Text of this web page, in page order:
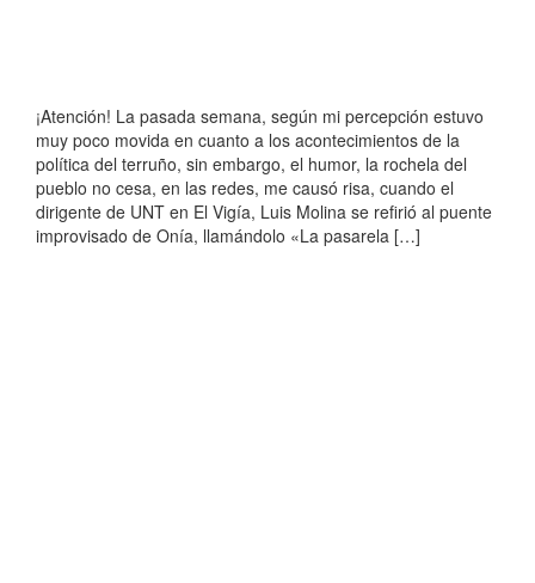
¡Atención! La pasada semana, según mi percepción estuvo
muy poco movida en cuanto a los acontecimientos de la
política del terruño, sin embargo, el humor, la rochela del
pueblo no cesa, en las redes, me causó risa, cuando el
dirigente de UNT en El Vigía, Luis Molina se refirió al puente
improvisado de Onía, llamándolo «La pasarela […]